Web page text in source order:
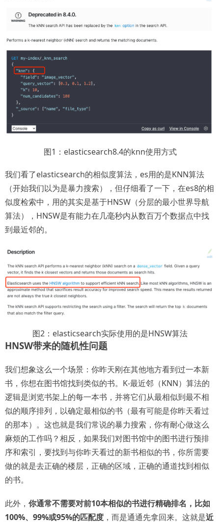
图1：elasticsearch8.4的knn使用方式
我们看了elasticsearch的相似度算法，es用的是KNN算法
（开始我们以为是暴力搜索），但仔细看了一下，在es8的相
似度检索中，用的其实是基于HNSW（分层的最小世界导航
算法），HNSW是有能力在几毫秒内从数百万个数据点中找
到最近邻的。
图2：elasticsearch实际使用的是HNSW算法
HNSW带来的随机性问题
我们想象这么一个场景：你昨天刚在其他地方看到过一本新
书，你想在图书馆找到类似的书。K-最近邻（KNN）算法的
逻辑是浏览书架上的每一本书，并将它们从最相似到最不相
似的顺序排列，以确定最相似的书（最有可能是你昨天看过
的那本）。这也就是我们常说的暴力搜索，你有耐心做这么
麻烦的工作吗？相反，如果我们对图书馆中的图书进行预排
序和索引，要找到与你昨天看过的新书相似的书，你所需要
做的就是去正确的楼层，正确的区域，正确的通道找到相似
的书。
此外， 你通常不需要对前10本相似的书进行精确排名，比如
100%、99%或95%的匹配度 ，而是通通先拿回来。这就是近